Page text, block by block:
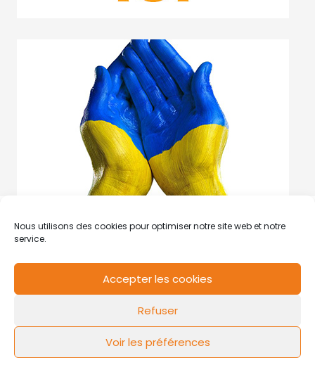
Nous utilisons des cookies pour optimiser notre site web et notre
service.
Accepter les cookies
Refuser
Voir les préférences
Mentions légales Politique de cookies
FLOW44